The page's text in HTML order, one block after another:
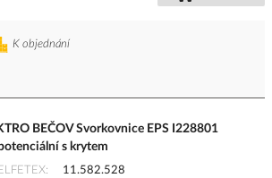
K objednání
BEČOV Svorkovnice EPS I228801
s krytem
11.582.528